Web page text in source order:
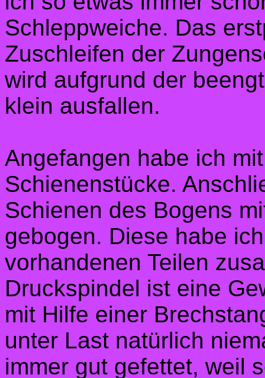
Schleppweiche. Das
Zuschleifen der
wird aufgrund der
klein ausfallen.
Angefangen habe ich
Schienenstücke.
Schienen des Bogens
gebogen. Diese habe
vorhandenen Teilen
Druckspindel ist eine
mit Hilfe einer
unter Last natürlich
immer gut gefettet, weil